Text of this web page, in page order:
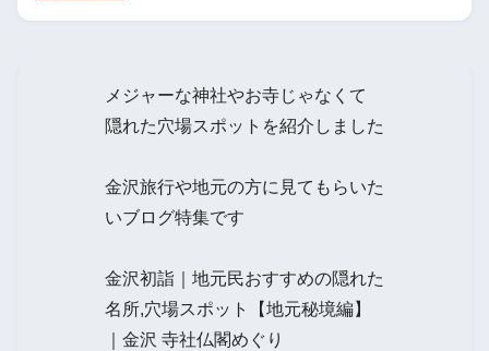
メジャーな神社やお寺じゃなくて
隠れた穴場スポットを紹介しました
金沢旅行や地元の方に見てもらいた
いブログ特集です
金沢初詣｜地元民おすすめの隠れた
名所,穴場スポット【地元秘境編】
｜金沢 寺社仏閣めぐり